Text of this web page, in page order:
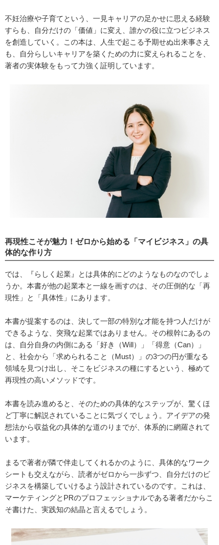
不妊治療や子育てという、一見キャリアの足かせに思える経験
すらも、自分だけの「価値」に変え、誰かの役に立つビジネス
を創造していく。この本は、人生で起こる予期せぬ出来事さえ
も、自分らしいキャリアを築くための力に変えられることを、
著者の実体験をもって力強く証明しています。
再現性こそが魅力！ゼロから始める「マイビジネス」の具
体的な作り方
では、『らしく起業』とは具体的にどのようなものなのでしょ
うか。本書が他の起業本と一線を画すのは、その圧倒的な「再
現性」と「具体性」にあります。
本書が提案するのは、決して一部の特別な才能を持つ人だけが
できるような、突飛な起業ではありません。その根幹にあるの
は、自分自身の内側にある「好き（Will）」「得意（Can）」
と、社会から「求められること（Must）」の3つの円が重なる
領域を見つけ出し、そこをビジネスの種にするという、極めて
再現性の高いメソッドです。
本書を読み進めると、そのための具体的なステップが、驚くほ
ど丁寧に解説されていることに気づくでしょう。アイデアの発
想法から収益化の具体的な道のりまでが、体系的に網羅されて
います。
まるで著者が隣で伴走してくれるかのように、具体的なワーク
シートも交えながら、読者がゼロから一歩ずつ、自分だけのビ
ジネスを構築していけるよう設計されているのです。これは、
マーケティングとPRのプロフェッショナルである著者だからこ
そ書けた、実践知の結晶と言えるでしょう。